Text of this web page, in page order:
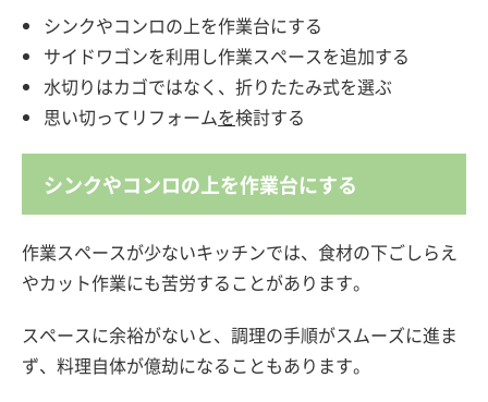
シンクやコンロの上を作業台にする
サイドワゴンを利用し作業スペースを追加する
水切りはカゴではなく、折りたたみ式を選ぶ
思い切ってリフォームを検討する
シンクやコンロの上を作業台にする
作業スペースが少ないキッチンでは、食材の下ごしらえ
やカット作業にも苦労することがあります。
スペースに余裕がないと、調理の手順がスムーズに進ま
ず、料理自体が億劫になることもあります。